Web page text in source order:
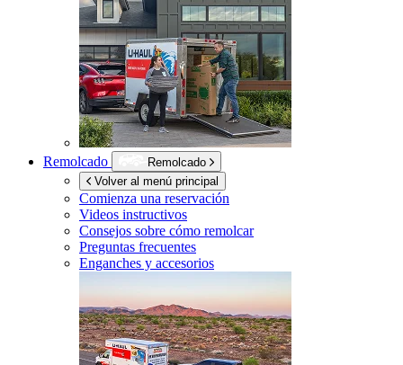
Remolcado
Remolcado
Volver al menú principal
Comienza una reservación
Videos instructivos
Consejos sobre cómo remolcar
Preguntas frecuentes
Enganches y accesorios